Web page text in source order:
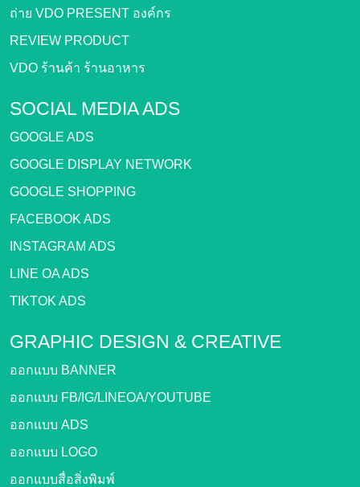
ถ่าย VDO PRESENT องค์กร
REVIEW PRODUCT
VDO ร้านค้า ร้านอาหาร
SOCIAL MEDIA ADS
GOOGLE ADS
GOOGLE DISPLAY NETWORK
GOOGLE SHOPPING
FACEBOOK ADS
INSTAGRAM ADS
LINE OA ADS
TIKTOK ADS
GRAPHIC DESIGN & CREATIVE
ออกแบบ BANNER
ออกแบบ FB/IG/LINEOA/YOUTUBE
ออกแบบ ADS
ออกแบบ LOGO
ออกแบบสื่อสิ่งพิมพ์